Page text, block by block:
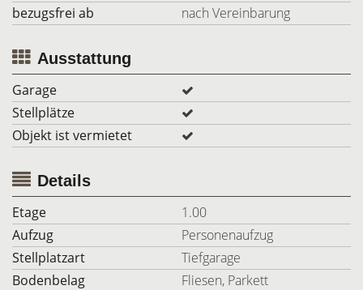
bezugsfrei ab
nach Vereinbarung
Ausstattung
Garage
Stellplätze
Objekt ist vermietet
Details
Etage
1.00
Aufzug
Personenaufzug
Stellplatzart
Tiefgarage
Bodenbelag
Fliesen, Parkett